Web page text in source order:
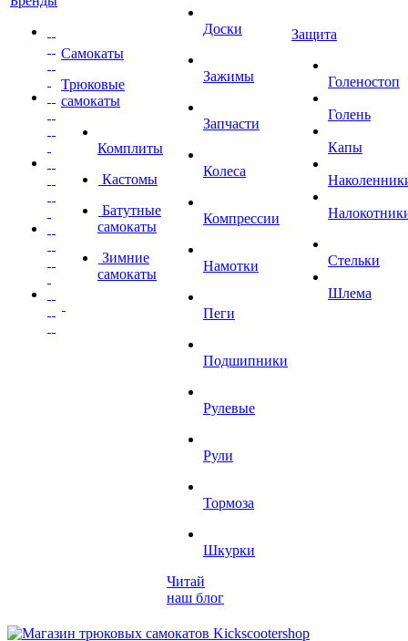
Самокаты
Трюковые
самокаты
Комплиты
Кастомы
Батутные
самокаты
Зимние
самокаты
Доски
Зажимы
Запчасти
Колеса
Компрессии
Намотки
Пеги
Подшипники
Рулевые
Рули
Тормоза
Шкурки
Читай
наш блог
Защита
Голеностоп
Голень
Капы
Стельки
Шлема